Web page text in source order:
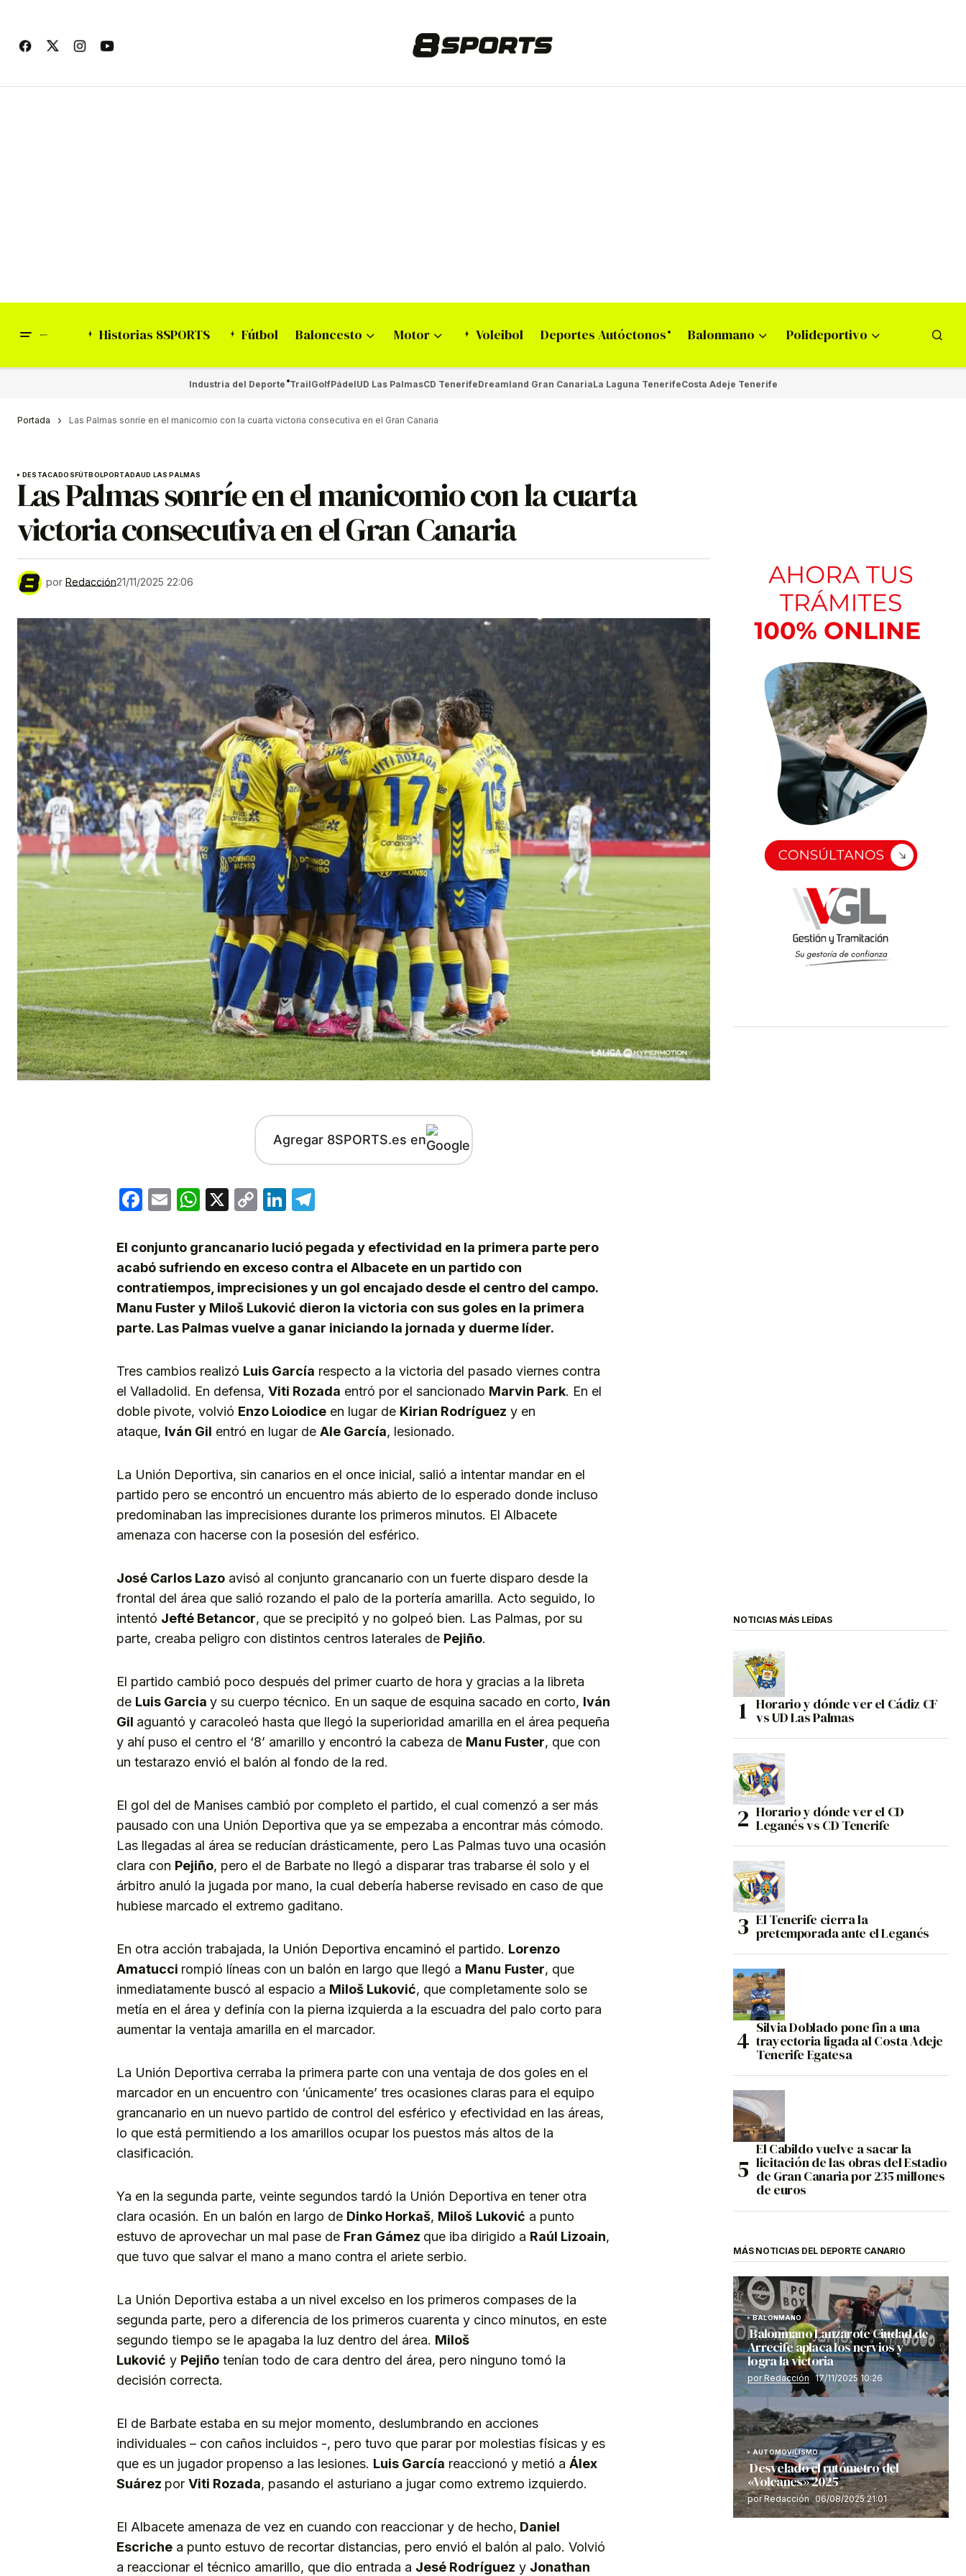
Historias 8SPORTS Fútbol Baloncesto Motor Voleibol Deportes Autóctonos Balonmano Polideportivo
Industria del Deporte TrailGolfPádelUD Las PalmasCD TenerifeDreamland Gran CanariaLa Laguna TenerifeCosta Adeje Tenerife
Portada Las Palmas sonríe en el manicomio con la cuarta victoria consecutiva en el Gran Canaria
DESTACADOSFÚTBOLPORTADAUD LAS PALMAS
Las Palmas sonríe en el manicomio con la cuarta
victoria consecutiva en el Gran Canaria
por Redacción21/11/2025 22:06
Agregar 8SPORTS.es en
Facebook
EmailWhatsApp
X
CopyLinkedIn
El conjunto grancanario lució pegada y efectividad en la primera parte pero
acabó sufriendo en exceso contra el Albacete en un partido con
contratiempos, imprecisiones y un gol encajado desde el centro del campo.
Manu Fuster y Miloš Luković dieron la victoria con sus goles en la primera
parte. Las Palmas vuelve a ganar iniciando la jornada y duerme líder.
Tres cambios realizó Luis García respecto a la victoria del pasado viernes contra
el Valladolid. En defensa, Viti Rozada entró por el sancionado Marvin Park. En el
doble pivote, volvió Enzo Loiodice en lugar de Kirian Rodríguez y en
ataque, Iván Gil entró en lugar de Ale García, lesionado.
La Unión Deportiva, sin canarios en el once inicial, salió a intentar mandar en el
partido pero se encontró un encuentro más abierto de lo esperado donde incluso
predominaban las imprecisiones durante los primeros minutos. El Albacete
amenaza con hacerse con la posesión del esférico.
José Carlos Lazo avisó al conjunto grancanario con un fuerte disparo desde la
frontal del área que salió rozando el palo de la portería amarilla. Acto seguido, lo
intentó Jefté Betancor, que se precipitó y no golpeó bien. Las Palmas, por su
parte, creaba peligro con distintos centros laterales de Pejiño.
El partido cambió poco después del primer cuarto de hora y gracias a la libreta
de Luis Garcia y su cuerpo técnico. En un saque de esquina sacado en corto, Iván
Gil aguantó y caracoleó hasta que llegó la superioridad amarilla en el área pequeña
y ahí puso el centro el ‘8’ amarillo y encontró la cabeza de Manu Fuster, que con
un testarazo envió el balón al fondo de la red.
El gol del de Manises cambió por completo el partido, el cual comenzó a ser más
pausado con una Unión Deportiva que ya se empezaba a encontrar más cómodo.
Las llegadas al área se reducían drásticamente, pero Las Palmas tuvo una ocasión
clara con Pejiño, pero el de Barbate no llegó a disparar tras trabarse él solo y el
árbitro anuló la jugada por mano, la cual debería haberse revisado en caso de que
hubiese marcado el extremo gaditano.
En otra acción trabajada, la Unión Deportiva encaminó el partido. Lorenzo
Amatucci rompió líneas con un balón en largo que llegó a Manu Fuster, que
inmediatamente buscó al espacio a Miloš Luković, que completamente solo se
metía en el área y definía con la pierna izquierda a la escuadra del palo corto para
aumentar la ventaja amarilla en el marcador.
La Unión Deportiva cerraba la primera parte con una ventaja de dos goles en el
marcador en un encuentro con ‘únicamente’ tres ocasiones claras para el equipo
grancanario en un nuevo partido de control del esférico y efectividad en las áreas,
lo que está permitiendo a los amarillos ocupar los puestos más altos de la
clasificación.
Ya en la segunda parte, veinte segundos tardó la Unión Deportiva en tener otra
clara ocasión. En un balón en largo de Dinko Horkaš, Miloš Luković a punto
estuvo de aprovechar un mal pase de Fran Gámez que iba dirigido a Raúl Lizoain,
que tuvo que salvar el mano a mano contra el ariete serbio.
La Unión Deportiva estaba a un nivel excelso en los primeros compases de la
segunda parte, pero a diferencia de los primeros cuarenta y cinco minutos, en este
segundo tiempo se le apagaba la luz dentro del área. Miloš
Luković y Pejiño tenían todo de cara dentro del área, pero ninguno tomó la
decisión correcta.
El de Barbate estaba en su mejor momento, deslumbrando en acciones
individuales – con caños incluidos -, pero tuvo que parar por molestias físicas y es
que es un jugador propenso a las lesiones. Luis García reaccionó y metió a Álex
Suárez por Viti Rozada, pasando el asturiano a jugar como extremo izquierdo.
El Albacete amenaza de vez en cuando con reaccionar y de hecho, Daniel
Escriche a punto estuvo de recortar distancias, pero envió el balón al palo. Volvió
a reaccionar el técnico amarillo, que dio entrada a Jesé Rodríguez y Jonathan
NOTICIAS MÁS LEÍDAS
Horario y dónde ver el Cádiz CF
vs UD Las Palmas
Horario y dónde ver el CD
Leganés vs CD Tenerife
El Tenerife cierra la
pretemporada ante el Leganés
Silvia Doblado pone fin a una
trayectoria ligada al Costa Adeje
Tenerife Egatesa
El Cabildo vuelve a sacar la
licitación de las obras del Estadio
de Gran Canaria por 235 millones
de euros
MÁS NOTICIAS DEL DEPORTE CANARIO
BALONMANO
Balonmano Lanzarote Ciudad de
Arrecife aplaca los nervios y
logra la victoria
por Redacción 17/11/2025 10:26
AUTOMOVILISMO
Desvelado el rutómetro del
«Volcanes» 2025
por Redacción 06/08/2025 21:01